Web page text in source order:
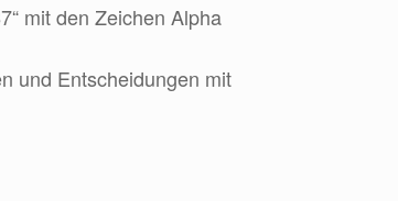
mit den Zeichen Alpha
und Entscheidungen mit